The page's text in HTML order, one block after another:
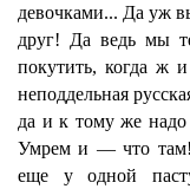
девочками... Да уж
друг! Да ведь мы
покутить, когда ж
неподдельная
да и к тому же надо
Умрем и — что
еще у одной